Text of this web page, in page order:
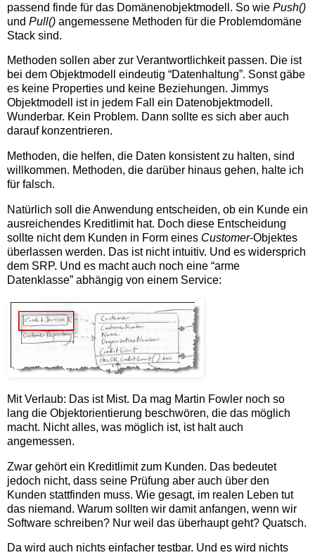
passend finde für das Domänenobjektmodell. So wie Push()
und Pull() angemessene Methoden für die Problemdomäne
Stack sind.
Methoden sollen aber zur Verantwortlichkeit passen. Die ist
bei dem Objektmodell eindeutig “Datenhaltung”. Sonst gäbe
es keine Properties und keine Beziehungen. Jimmys
Objektmodell ist in jedem Fall ein Datenobjektmodell.
Wunderbar. Kein Problem. Dann sollte es sich aber auch
darauf konzentrieren.
Methoden, die helfen, die Daten konsistent zu halten, sind
willkommen. Methoden, die darüber hinaus gehen, halte ich
für falsch.
Natürlich soll die Anwendung entscheiden, ob ein Kunde ein
ausreichendes Kreditlimit hat. Doch diese Entscheidung
sollte nicht dem Kunden in Form eines Customer-Objektes
überlassen werden. Das ist nicht intuitiv. Und es widersprich
dem SRP. Und es macht auch noch eine “arme
Datenklasse” abhängig von einem Service:
Mit Verlaub: Das ist Mist. Da mag Martin Fowler noch so
lang die Objektorientierung beschwören, die das möglich
macht. Nicht alles, was möglich ist, ist halt auch
angemessen.
Zwar gehört ein Kreditlimit zum Kunden. Das bedeutet
jedoch nicht, dass seine Prüfung aber auch über den
Kunden stattfinden muss. Wie gesagt, im realen Leben tut
das niemand. Warum sollten wir damit anfangen, wenn wir
Software schreiben? Nur weil das überhaupt geht? Quatsch.
Da wird auch nichts einfacher testbar. Und es wird nichts